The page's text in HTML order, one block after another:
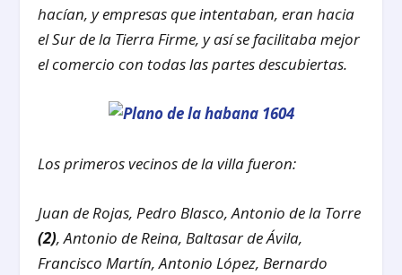
hacían, y empresas que intentaban, eran hacia
el Sur de la Tierra Firme, y así se facilitaba mejor
el comercio con todas las partes descubiertas.
Los primeros vecinos de la villa fueron:
Juan de Rojas, Pedro Blasco, Antonio de la Torre
(2), Antonio de Reina, Baltasar de Ávila,
Francisco Martín, Antonio López, Bernardo